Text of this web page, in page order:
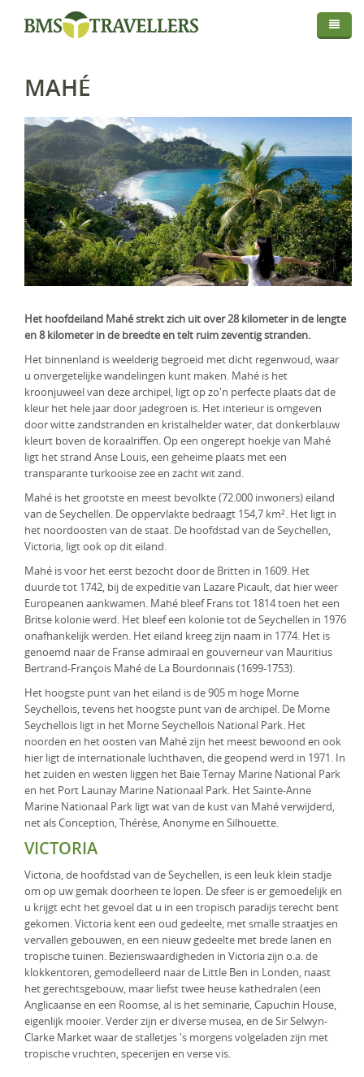
Thema
Fly In Safari
Privé Rondreis
Self-Drive
Strandvakantie
Huwelijksreis
Foto Safari
Golfreis
Wellness Reizen
Groepsreis
Afrika
Botswana
Madagaskar
Malawi
Mozambique
Namibië
Rwanda
Uganda
Zambia
Zimbabwe
Zuid-Afrika
Centraal Azië
Europa
IJsland
Italië
Indische Oceaan
Malediven
Mauritius
Réunion
Seychellen
Midden Oosten
Oman
Saudi-Arabië
Verenigde Arabische Emiraten
Routes
Droomreis
Info
Over BMS-Travellers
Reizen Met De Experts
Reisvoorwaarden En Privacyverklaring
Vaccinaties
Verzekeringen
KLM Preferred Partner
Map
Login
MAHÉ
Het hoofdeiland Mahé strekt zich uit over 28 kilometer in de lengte
en 8 kilometer in de breedte en telt ruim zeventig stranden.
Het binnenland is weelderig begroeid met dicht regenwoud, waar
u onvergetelijke wandelingen kunt maken. Mahé is het
kroonjuweel van deze archipel, ligt op zo'n perfecte plaats dat de
kleur het hele jaar door jadegroen is. Het interieur is omgeven
door witte zandstranden en kristalhelder water, dat donkerblauw
kleurt boven de koraalriffen. Op een ongerept hoekje van Mahé
ligt het strand Anse Louis, een geheime plaats met een
transparante turkooise zee en zacht wit zand.
Mahé is het grootste en meest bevolkte (72.000 inwoners) eiland
van de Seychellen. De oppervlakte bedraagt 154,7 km². Het ligt in
het noordoosten van de staat. De hoofdstad van de Seychellen,
Victoria, ligt ook op dit eiland.
Mahé is voor het eerst bezocht door de Britten in 1609. Het
duurde tot 1742, bij de expeditie van Lazare Picault, dat hier weer
Europeanen aankwamen. Mahé bleef Frans tot 1814 toen het een
Britse kolonie werd. Het bleef een kolonie tot de Seychellen in 1976
onafhankelijk werden. Het eiland kreeg zijn naam in 1774. Het is
genoemd naar de Franse admiraal en gouverneur van Mauritius
Bertrand-François Mahé de La Bourdonnais (1699-1753).
Het hoogste punt van het eiland is de 905 m hoge Morne
Seychellois, tevens het hoogste punt van de archipel. De Morne
Seychellois ligt in het Morne Seychellois National Park. Het
noorden en het oosten van Mahé zijn het meest bewoond en ook
hier ligt de internationale luchthaven, die geopend werd in 1971. In
het zuiden en westen liggen het Baie Ternay Marine National Park
en het Port Launay Marine Nationaal Park. Het Sainte-Anne
Marine Nationaal Park ligt wat van de kust van Mahé verwijderd,
net als Conception, Thérèse, Anonyme en Silhouette.
VICTORIA
Victoria, de hoofdstad van de Seychellen, is een leuk klein stadje
om op uw gemak doorheen te lopen. De sfeer is er gemoedelijk en
u krijgt echt het gevoel dat u in een tropisch paradijs terecht bent
gekomen. Victoria kent een oud gedeelte, met smalle straatjes en
vervallen gebouwen, en een nieuw gedeelte met brede lanen en
tropische tuinen. Bezienswaardigheden in Victoria zijn o.a. de
klokkentoren, gemodelleerd naar de Little Ben in Londen, naast
het gerechtsgebouw, maar liefst twee heuse kathedralen (een
Anglicaanse en een Roomse, al is het seminarie, Capuchin House,
eigenlijk mooier. Verder zijn er diverse musea, en de Sir Selwyn-
Clarke Market waar de stalletjes 's morgens volgeladen zijn met
tropische vruchten, specerijen en verse vis.